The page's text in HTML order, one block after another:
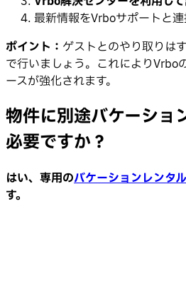
最新情報をVrboサポートと
ポイント： ゲストとのやり取りは
で行いましょう。これによりVrbo
ースが強化されます。
物件に別途バケーショ
必要ですか？
はい、専用のバケーションレンタ
す。